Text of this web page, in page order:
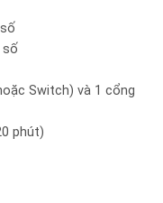
số
Switch) và 1 cổng
phút)